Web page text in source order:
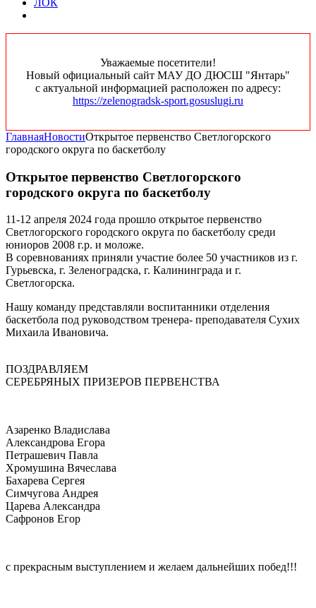
Уважаемые посетители!
Новый официальный сайт МАУ ДО ДЮСШ "Янтарь"
с актуальной информацией расположен по адресу:
https://zelenogradsk-sport.gosuslugi.ru
ГлавнаяНовостиОткрытое первенство Светлогорского
городского округа по баскетболу
Открытое первенство Светлогорского
городского округа по баскетболу
11-12 апреля 2024 года прошло открытое первенство
Светлогорского городского округа по баскетболу среди
юниоров 2008 г.р. и моложе.
В соревнованиях приняли участие более 50 участников из г.
Гурьевска, г. Зеленоградска, г. Калининграда и г.
Светлогорска.
Нашу команду представляли воспитанники отделения
баскетбола под руководством тренера- преподавателя Сухих
Михаила Ивановича.
ПОЗДРАВЛЯЕМ
СЕРЕБРЯНЫХ ПРИЗЕРОВ ПЕРВЕНСТВА
Азаренко Владислава
Александрова Егора
Петрашевич Павла
Хромушина Вячеслава
Бахарева Сергея
Симчугова Андрея
Царева Александра
Сафронов Егор
с прекрасным выступлением и желаем дальнейших побед!!!